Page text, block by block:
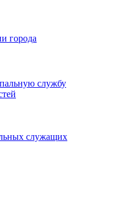
города
службу
служащих